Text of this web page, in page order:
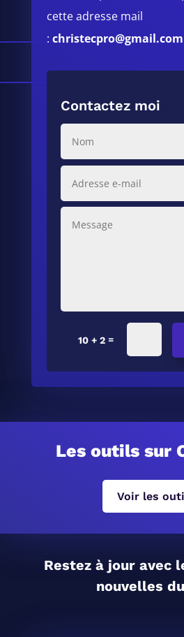
cette adresse mail
:christecpro@gmail.com
Contactez moi
10 + 2=
Les outils sur
Voir les
Restez à jour avec
nouvelles